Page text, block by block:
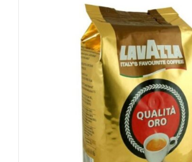
Lavazza Qualita Oro 1kg